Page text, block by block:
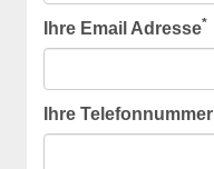
Ihre Email Adresse*
Ihre Telefonnummer